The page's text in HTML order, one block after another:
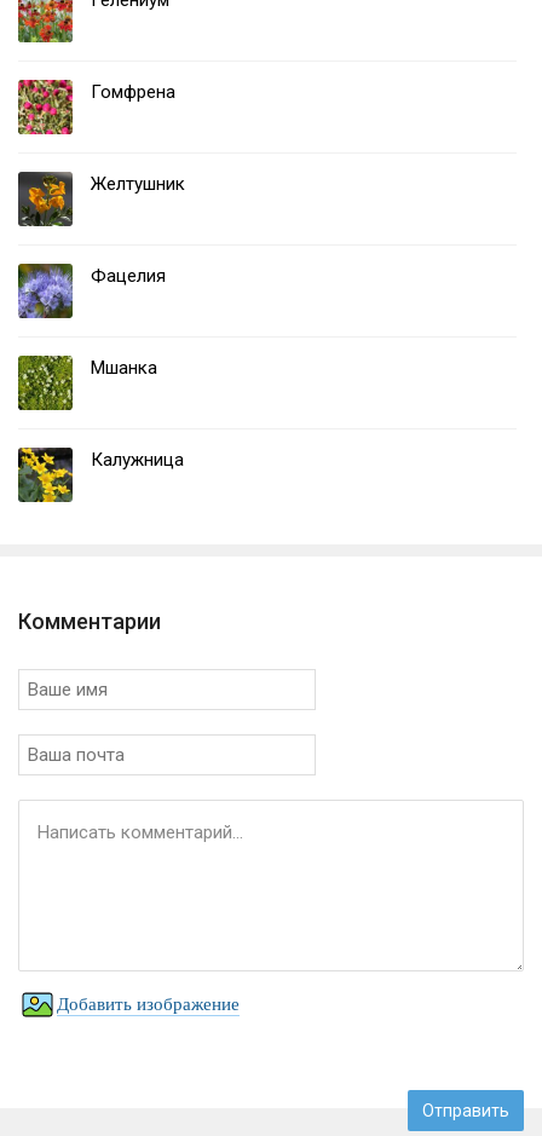
Гомфрена
Желтушник
Фацелия
Мшанка
Калужница
Комментарии
Добавить изображение